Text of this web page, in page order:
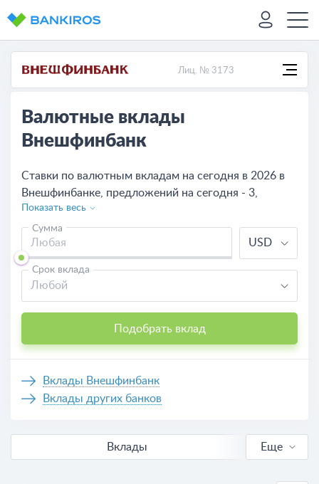
Лиц. № 3173
Валютные вклады
Внешфинбанк
Ставки по валютным вкладам на сегодня в 2026 в
Внешфинбанке, предложений на сегодня - 3,
сравните все предложения и выберете подходящий
депозит.
Показать весь
Сумма
USD
Срок вклада
Любой
Подобрать вклад
Вклады Внешфинбанк
Вклады других банков
Вклады
Еще